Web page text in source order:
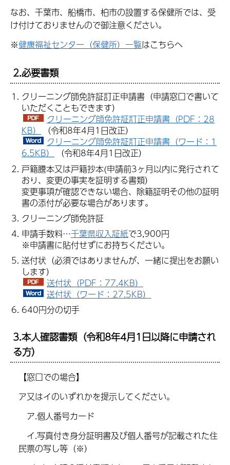
なお、千葉市、船橋市、柏市の設置する保健所では、受
け付けておりませんので御注意ください。
※健康福祉センター（保健所）一覧はこちらへ
2.必要書類
クリーニング師免許証訂正申請書（申請窓口で書いて
いただくこともできます）
クリーニング師免許証訂正申請書（PDF：28
KB）
（令和8年4月1日改正）
クリーニング師免許証訂正申請書（ワード：1
6.5KB）
（令和8年4月1日改正）
戸籍謄本又は戸籍抄本(申請前3ヶ月以内に発行されて
おり、変更の事実を証明する書類）
変更事項が確認できない場合、除籍証明その他の証明
書の添付が必要な場合があります。
クリーニング師免許証
申請手数料…千葉県収入証紙で3,900円
※申請書に貼付せずにお持ちください。
送付状（必須ではありませんが、一緒に提出をお願い
します）
送付状（PDF：77.4KB）
送付状（ワード：27.5KB）
640円分の切手
3.本人確認書類（令和8年4月1日以降に申請され
る方）
【窓口での場合】
ア又はイのいずれかを提示してください。
ア.個人番号カード
イ.写真付き身分証明書及び個人番号が記載された住
民票の写し等（※）